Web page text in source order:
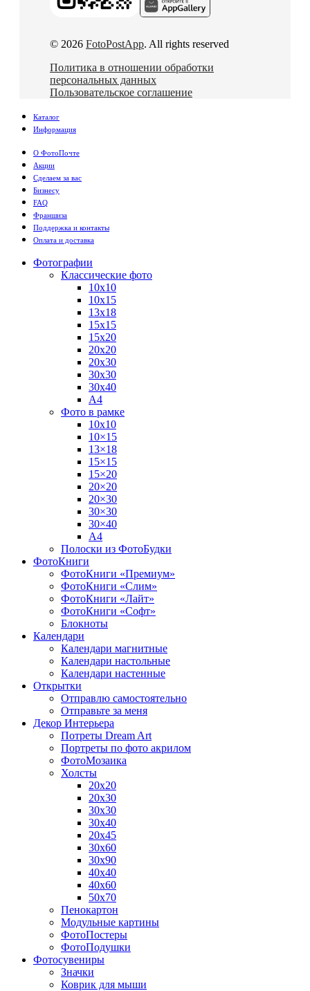
© 2026 FotoPostApp. All rights reserved
Политика в отношении обработки
персональных данных
Пользовательское соглашение
Каталог
Информация
О ФотоПочте
Акции
Сделаем за вас
Бизнесу
FAQ
Франшиза
Поддержка и контакты
Оплата и доставка
Фотографии
Классические фото
10х10
10х15
13х18
15х15
15х20
20х20
20х30
30х30
30х40
А4
Фото в рамке
10х10
10×15
13×18
15×15
15×20
20×20
20×30
30×30
30×40
A4
Полоски из ФотоБудки
ФотоКниги
ФотоКниги «Премиум»
ФотоКниги «Слим»
ФотоКниги «Лайт»
ФотоКниги «Софт»
Блокноты
Календари
Календари магнитные
Календари настольные
Календари настенные
Открытки
Отправлю самостоятельно
Отправьте за меня
Декор Интерьера
Потреты Dream Art
Портреты по фото акрилом
ФотоМозаика
Холсты
20х20
20х30
30х30
30х40
20х45
30х60
30х90
40х40
40х60
50х70
Пенокартон
Модульные картины
ФотоПостеры
ФотоПодушки
Фотоcувениры
Значки
Коврик для мыши